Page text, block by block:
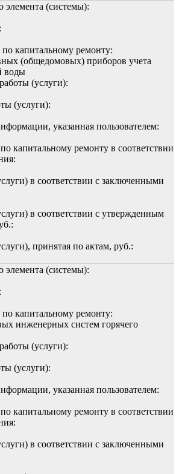
элемента (системы):
капитальному ремонту:
(общедомовых) приборов учета
воды
(услуги):
(услуги):
указанная пользователем:
капитальному ремонту в соответствии
в соответствии с заключенными
в соответствии с утвержденным
принятая по актам, руб.:
элемента (системы):
капитальному ремонту:
инженерных систем горячего
(услуги):
(услуги):
указанная пользователем:
капитальному ремонту в соответствии
в соответствии с заключенными